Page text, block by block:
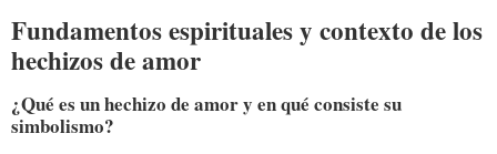
Fundamentos espirituales y contexto de los
hechizos de amor
¿Qué es un hechizo de amor y en qué consiste su
simbolismo?